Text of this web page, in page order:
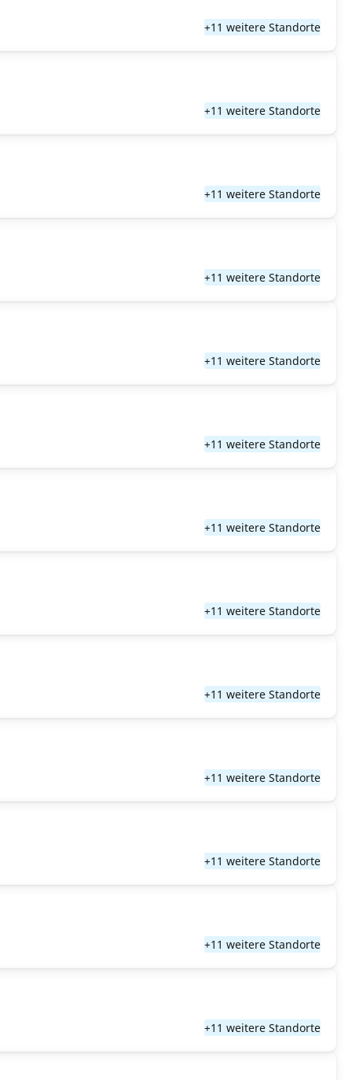
+11 weitere Standorte
+11 weitere Standorte
+11 weitere Standorte
+11 weitere Standorte
+11 weitere Standorte
+11 weitere Standorte
+11 weitere Standorte
+11 weitere Standorte
+11 weitere Standorte
+11 weitere Standorte
+11 weitere Standorte
+11 weitere Standorte
+11 weitere Standorte